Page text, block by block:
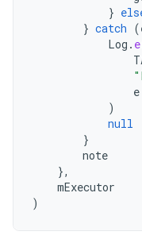
}
} catch (
Log . e
e
)
null
}
note
},
mExecutor
)